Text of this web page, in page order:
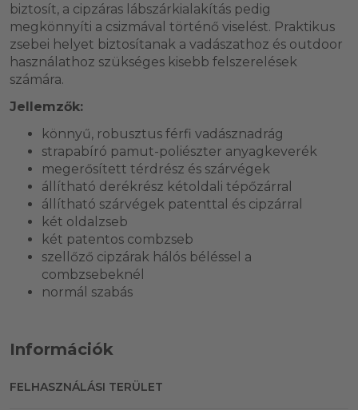
biztosít, a cipzáras lábszárkialakítás pedig
megkönnyíti a csizmával történő viselést. Praktikus
zsebei helyet biztosítanak a vadászathoz és outdoor
használathoz szükséges kisebb felszerelések
számára.
Jellemzők:
könnyű, robusztus férfi vadásznadrág
strapabíró pamut-poliészter anyagkeverék
megerősített térdrész és szárvégek
állítható derékrész kétoldali tépőzárral
állítható szárvégek patenttal és cipzárral
két oldalzseb
két patentos combzseb
szellőző cipzárak hálós béléssel a
combzsebeknél
normál szabás
Információk
FELHASZNÁLÁSI TERÜLET